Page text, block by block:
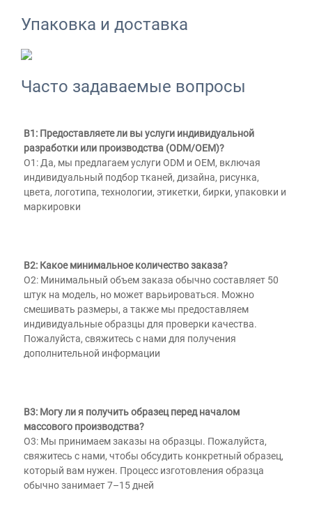
Упаковка и доставка
Часто задаваемые вопросы
В1: Предоставляете ли вы услуги индивидуальной
разработки или производства (ODM/OEM)?
О1: Да, мы предлагаем услуги ODM и OEM, включая
индивидуальный подбор тканей, дизайна, рисунка,
цвета, логотипа, технологии, этикетки, бирки, упаковки и
маркировки
В2: Какое минимальное количество заказа?
О2: Минимальный объем заказа обычно составляет 50
штук на модель, но может варьироваться. Можно
смешивать размеры, а также мы предоставляем
индивидуальные образцы для проверки качества.
Пожалуйста, свяжитесь с нами для получения
дополнительной информации
В3: Могу ли я получить образец перед началом
массового производства?
О3: Мы принимаем заказы на образцы. Пожалуйста,
свяжитесь с нами, чтобы обсудить конкретный образец,
который вам нужен. Процесс изготовления образца
обычно занимает 7–15 дней